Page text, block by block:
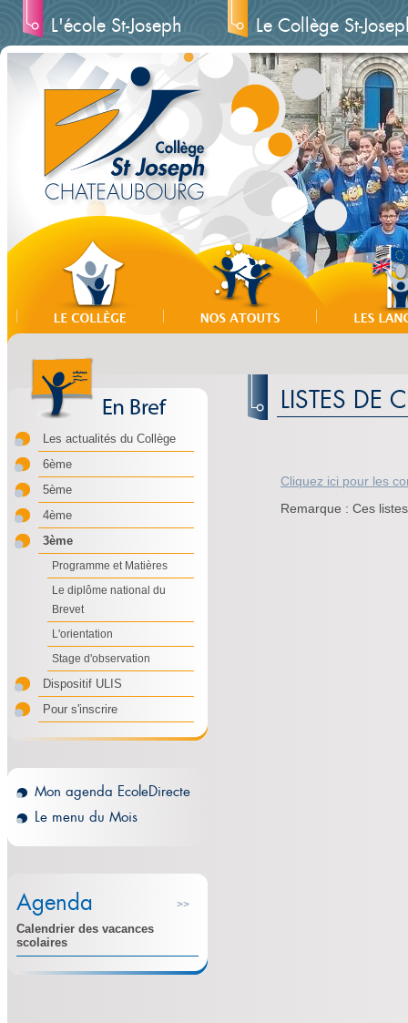
L'école St-Joseph Le Collège St-
Les actualités du Collège
6ème
5ème
4ème
3ème
Programme et Matières
Le diplôme national du
Brevet
L'orientation
Stage d'observation
Dispositif ULIS
Pour s'inscrire
Mon agenda EcoleDirecte
Le menu du Mois
>>
Agenda
Calendrier des vacances
scolaires
LISTES DE
Cliquez ici pour les
Remarque : Ces